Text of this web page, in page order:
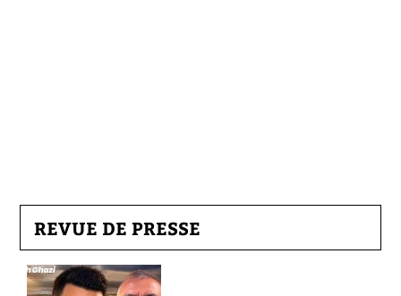
REVUE DE PRESSE